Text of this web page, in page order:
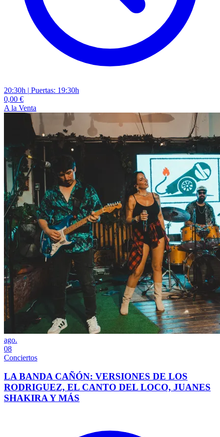
20:30h | Puertas: 19:30h
0,00 €
A la Venta
ago.
08
Conciertos
LA BANDA CAÑÓN: VERSIONES DE LOS
RODRIGUEZ, EL CANTO DEL LOCO, JUANES
SHAKIRA Y MÁS